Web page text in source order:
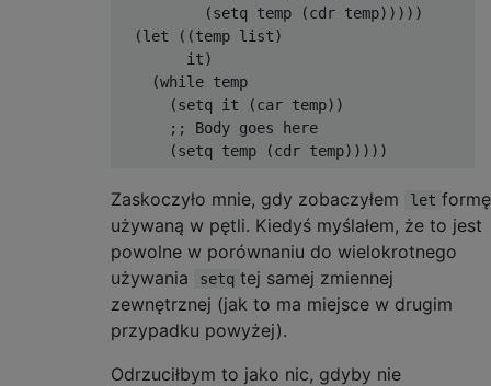
          (setq temp (cdr temp)))))
  (let ((temp list)
        it)
    (while temp
      (setq it (car temp))
      ;; Body goes here
Zaskoczyło mnie, gdy zobaczyłem let formę
używaną w pętli. Kiedyś myślałem, że to jest
powolne w porównaniu do wielokrotnego
używania
setq tej samej zmiennej
zewnętrznej (jak to ma miejsce w drugim
przypadku powyżej).
Odrzuciłbym to jako nic, gdyby nie